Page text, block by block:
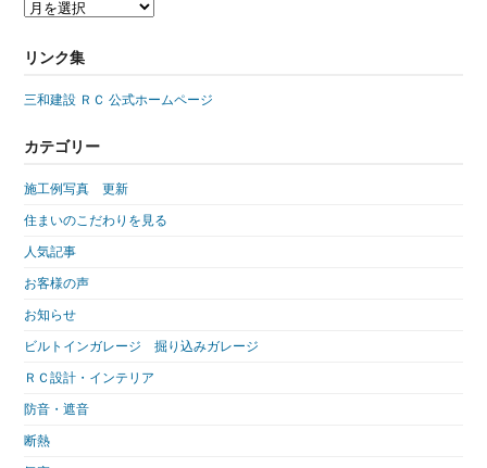
リンク集
三和建設 ＲＣ 公式ホームページ
カテゴリー
施工例写真 更新
住まいのこだわりを見る
人気記事
お客様の声
お知らせ
ビルトインガレージ 掘り込みガレージ
ＲＣ設計・インテリア
防音・遮音
断熱